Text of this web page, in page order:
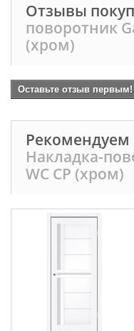
Отзывы
поворотник
(хром)
Оставьте отзыв первым!
Рекомендуем
Накладка-
WC CP (хром)